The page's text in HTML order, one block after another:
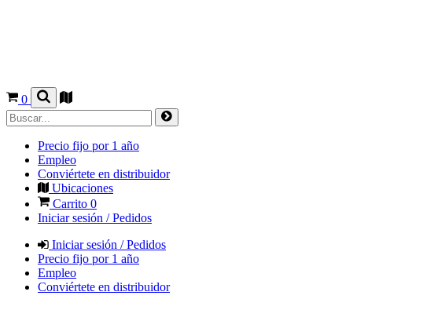
0
Precio fijo por 1 año
Empleo
Conviértete en distribuidor
Ubicaciones
Carrito 0
Iniciar sesión / Pedidos
Iniciar sesión / Pedidos
Precio fijo por 1 año
Empleo
Conviértete en distribuidor